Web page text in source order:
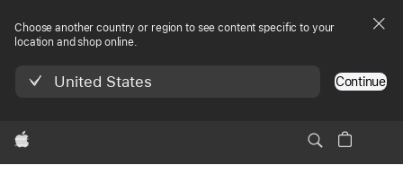
Choose another country or region to see content specific to your
location and shop online.
United States Continue
Apple